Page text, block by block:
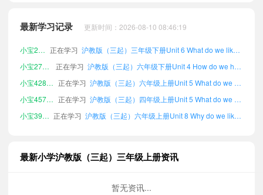
最新学习记录 更新时间：2026-08-10 08:46:19
小宝748790 正在学习
小宝292893 正在学习
沪教版（三起）三年级下册Unit 6 What do we like about small animals?单词
小宝270122
正在学习
沪教版（三起）六年级下册Unit 4 How do we have fun?单词
小宝428593 正在学习
沪教版（三起）六年级上册Unit 5 What do we eat?单词
小宝457916 正在学习
沪教版（三起）四年级上册Unit 5 What do we eat?单词
小宝391659 正在学习
沪教版（三起）六年级上册Unit 8 Why do we like birthdays?单词
小宝382292
正在学习
最新小学沪教版（三起）三年级上册资讯
暂无资讯...